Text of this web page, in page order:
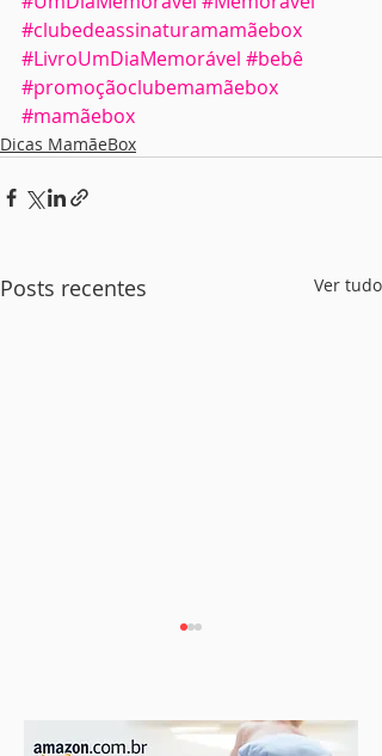
#clubedeassinaturamamãebox
#LivroUmDiaMemorável #bebê
#promoçãoclubemamãebox
#mamãebox
Dicas MamãeBox
Posts recentes Ver tudo